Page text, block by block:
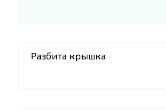
Разбита крышка